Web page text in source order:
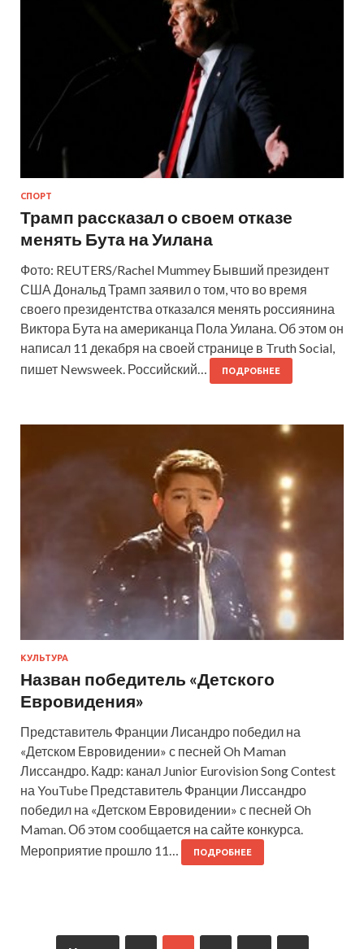
СПОРТ
Трамп рассказал о своем отказе
менять Бута на Уилана
Фото: REUTERS/Rachel Mummey Бывший президент
США Дональд Трамп заявил о том, что во время
своего президентства отказался менять россиянина
Виктора Бута на американца Пола Уилана. Об этом он
написал 11 декабря на своей странице в Truth Social,
пишет Newsweek. Российский…
ПОДРОБНЕЕ
КУЛЬТУРА
Назван победитель «Детского
Евровидения»
Представитель Франции Лисандро победил на
«Детском Евровидении» с песней Oh Maman
Лиссандро. Кадр: канал Junior Eurovision Song Contest
на YouTube Представитель Франции Лиссандро
победил на «Детском Евровидении» с песней Oh
Maman. Об этом сообщается на сайте конкурса.
Мероприятие прошло 11…
ПОДРОБНЕЕ